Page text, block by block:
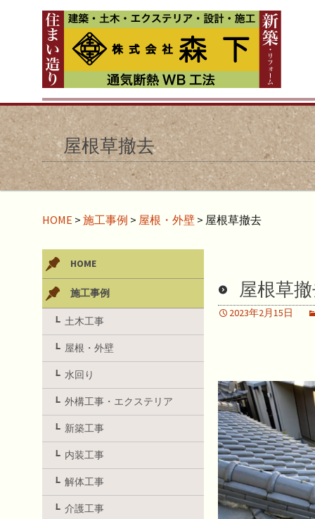
屋根草撤去
HOME > 施工事例 > 屋根・外壁 > 屋根草撤去
屋根草
2023年2月15日
HOME
施工事例
土木工事
屋根・外壁
水回り
外構工事・エクステリア
新築工事
内装工事
解体工事
介護工事